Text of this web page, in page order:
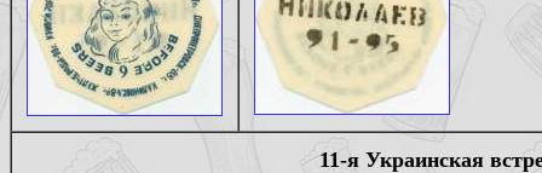
11-я Украинская